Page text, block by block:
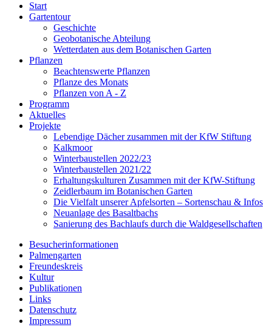
Start
Gartentour
Geschichte
Geobotanische Abteilung
Wetterdaten aus dem Botanischen Garten
Pflanzen
Beachtenswerte Pflanzen
Pflanze des Monats
Pflanzen von A - Z
Programm
Aktuelles
Projekte
Lebendige Dächer zusammen mit der KfW Stiftung
Kalkmoor
Winterbaustellen 2022/23
Winterbaustellen 2021/22
Erhaltungskulturen Zusammen mit der KfW-Stiftung
Zeidlerbaum im Botanischen Garten
Die Vielfalt unserer Apfelsorten – Sortenschau & Infos
Neuanlage des Basaltbachs
Sanierung des Bachlaufs durch die Waldgesellschaften
Besucherinformationen
Palmengarten
Freundeskreis
Kultur
Publikationen
Links
Datenschutz
Impressum